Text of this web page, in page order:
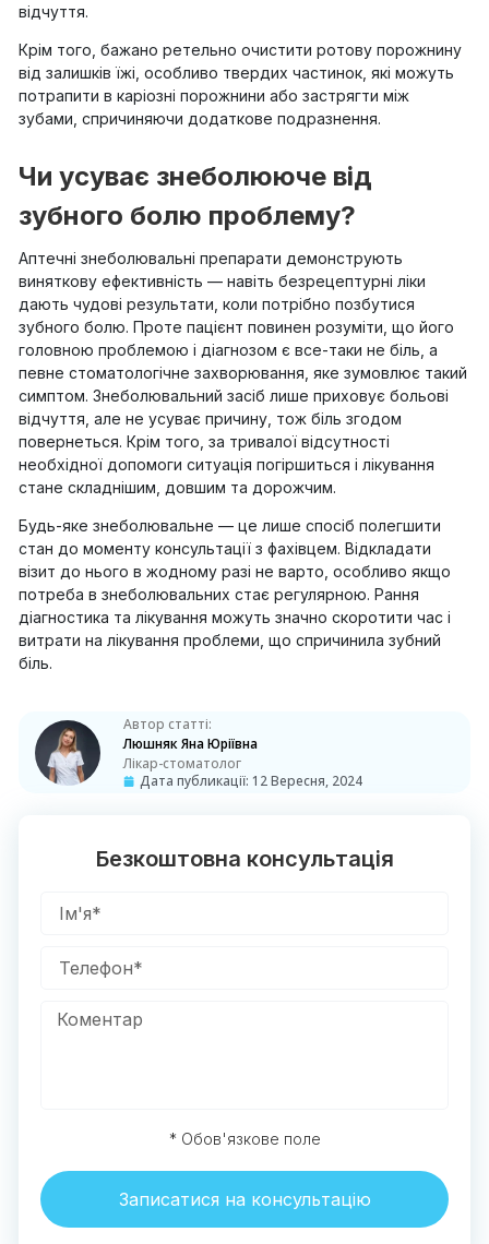
відчуття.
Крім того, бажано ретельно очистити ротову порожнину
від залишків їжі, особливо твердих частинок, які можуть
потрапити в каріозні порожнини або застрягти між
зубами, спричиняючи додаткове подразнення.
Чи усуває знеболююче від
зубного болю проблему?
Аптечні знеболювальні препарати демонструють
виняткову ефективність — навіть безрецептурні ліки
дають чудові результати, коли потрібно позбутися
зубного болю. Проте пацієнт повинен розуміти, що його
головною проблемою і діагнозом є все-таки не біль, а
певне стоматологічне захворювання, яке зумовлює такий
симптом. Знеболювальний засіб лише приховує больові
відчуття, але не усуває причину, тож біль згодом
повернеться. Крім того, за тривалої відсутності
необхідної допомоги ситуація погіршиться і лікування
стане складнішим, довшим та дорожчим.
Будь-яке знеболювальне — це лише спосіб полегшити
стан до моменту консультації з фахівцем. Відкладати
візит до нього в жодному разі не варто, особливо якщо
потреба в знеболювальних стає регулярною. Рання
діагностика та лікування можуть значно скоротити час і
витрати на лікування проблеми, що спричинила зубний
біль.
Автор статті:
Люшняк Яна Юріївна
Лікар-стоматолог
Дата публикації: 12 Вересня, 2024
Безкоштовна консультація
* Обов'язкове поле
Записатися на консультацію